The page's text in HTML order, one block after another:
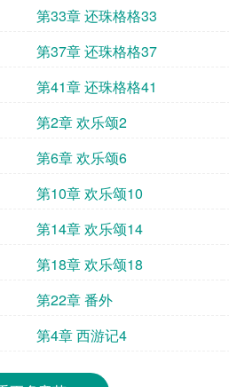
第33章 还珠格格33
第37章 还珠格格37
第41章 还珠格格41
第2章 欢乐颂2
第6章 欢乐颂6
第10章 欢乐颂10
第14章 欢乐颂14
第18章 欢乐颂18
第22章 番外
第4章 西游记4